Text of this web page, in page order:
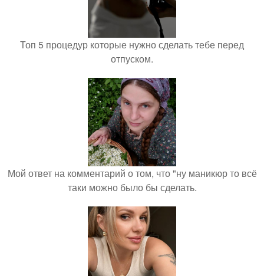
Топ 5 процедур которые нужно сделать тебе перед
отпуском.
Мой ответ на комментарий о том, что "ну маникюр то всё
таки можно было бы сделать.